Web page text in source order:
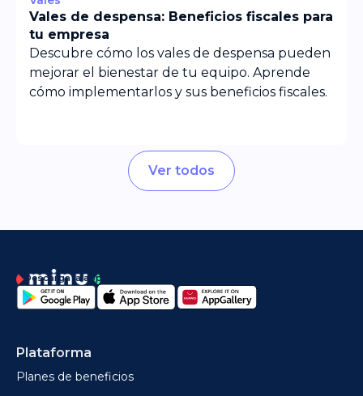
Vales de despensa: Beneficios fiscales para
tu empresa
Descubre cómo los vales de despensa pueden
mejorar el bienestar de tu equipo. Aprende
cómo implementarlos y sus beneficios fiscales.
Ver todos
Descarga la app
Plataforma
Planes de beneficios